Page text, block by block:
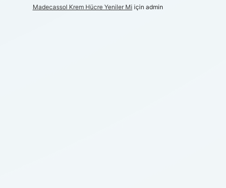
Madecassol Krem Hücre Yeniler Mi için admin